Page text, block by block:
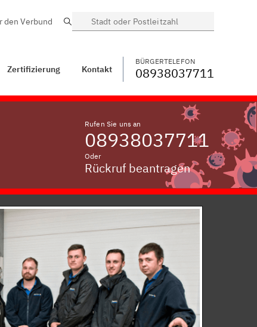
BÜRGERTELEFON WECHSELN
den Verbund Suche
Zertifizierung Kontakt
BÜRGERTELEFON
08938037711
Rufen Sie uns an
08938037711
Oder
Rückruf beantragen